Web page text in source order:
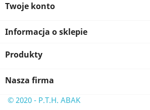
Twoje konto
Informacja o sklepie
Produkty
Nasza firma
© 2020 - P.T.H. ABAK